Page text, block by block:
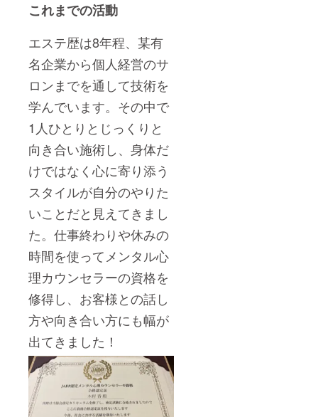
これまでの活動
エステ歴は8年程、某有
名企業から個人経営のサ
ロンまでを通して技術を
学んでいます。その中で
1人ひとりとじっくりと
向き合い施術し、身体だ
けではなく心に寄り添う
スタイルが自分のやりた
いことだと見えてきまし
た。仕事終わりや休みの
時間を使ってメンタル心
理カウンセラーの資格を
修得し、お客様との話し
方や向き合い方にも幅が
出てきました！